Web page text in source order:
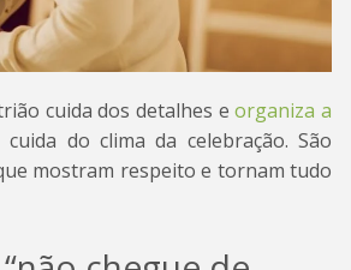
cuida dos detalhes e organiza a
do clima da celebração. São
mostram respeito e tornam tudo